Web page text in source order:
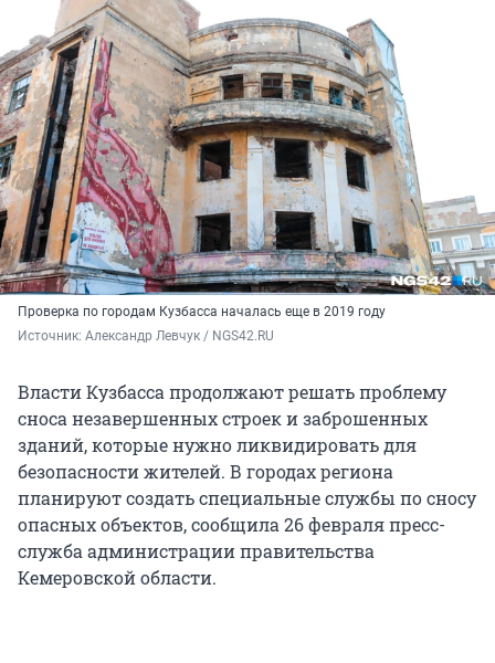
Проверка по городам Кузбасса началась еще в 2019 году
Источник: Александр Левчук / NGS42.RU
Власти Кузбасса продолжают решать проблему
сноса незавершенных строек и заброшенных
зданий, которые нужно ликвидировать для
безопасности жителей. В городах региона
планируют создать специальные службы по сносу
опасных объектов, сообщила 26 февраля пресс-
служба администрации правительства
Кемеровской области.